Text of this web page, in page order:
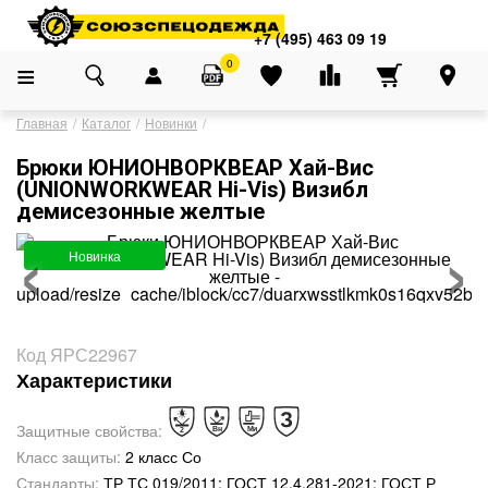
Адреса магазинов
+7 (495) 463 09 19
+7 (495) 463 09 19
0
Главная Каталог Новинки
Брюки ЮНИОНВОРКВЕАР Хай-Вис
(UNIONWORKWEAR Hi-Vis) Визибл
демисезонные желтые
Новинка ›
‹
Код ЯРС22967
Характеристики
Защитные свойства:
Класс защиты: 2 класс Со
Стандарты: ТР ТС 019/2011; ГОСТ 12.4.281-2021; ГОСТ Р